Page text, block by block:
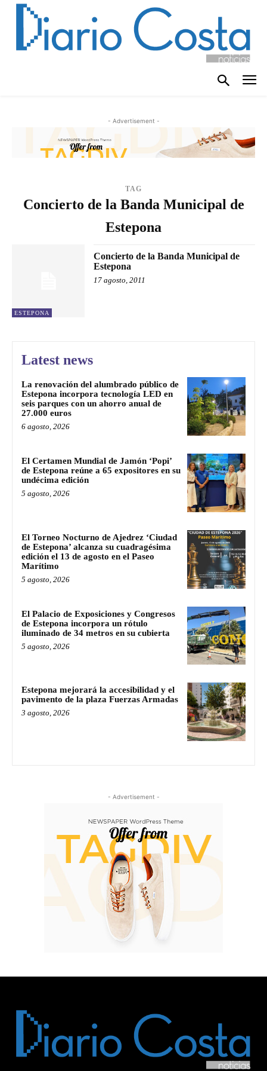
- Advertisement -
TAG
Concierto de la Banda Municipal de
Estepona
ESTEPONA
Concierto de la Banda Municipal de
Estepona
17 agosto, 2011
Latest news
La renovación del alumbrado público de
Estepona incorpora tecnología LED en
seis parques con un ahorro anual de
27.000 euros
6 agosto, 2026
El Certamen Mundial de Jamón ‘Popi’
de Estepona reúne a 65 expositores en su
undécima edición
5 agosto, 2026
El Torneo Nocturno de Ajedrez ‘Ciudad
de Estepona’ alcanza su cuadragésima
edición el 13 de agosto en el Paseo
Marítimo
5 agosto, 2026
El Palacio de Exposiciones y Congresos
de Estepona incorpora un rótulo
iluminado de 34 metros en su cubierta
5 agosto, 2026
Estepona mejorará la accesibilidad y el
pavimento de la plaza Fuerzas Armadas
3 agosto, 2026
- Advertisement -